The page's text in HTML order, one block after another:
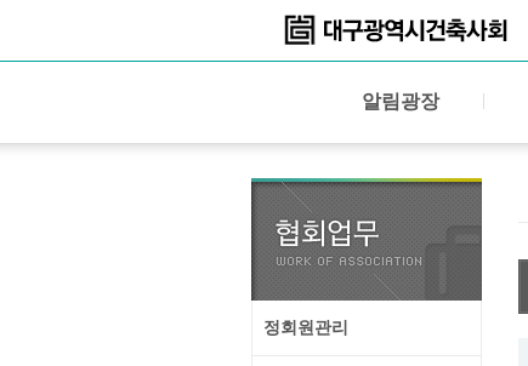
알림광장
정회원관리